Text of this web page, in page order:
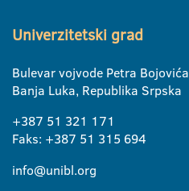
Univerzitetski grad
Bulevar vojvode Petra Bojovića
Banja Luka, Republika Srpska
+387 51 321 171
Faks: +387 51 315 694
info@unibl.org